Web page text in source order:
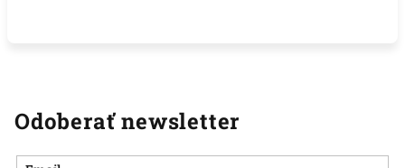
Odoberať newsletter